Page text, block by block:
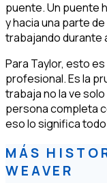
puente. Un puente
y hacia una parte
trabajando durante
Para Taylor, esto
profesional. Es la
trabaja no la ve
persona completa
eso lo significa
MÁS
WEAVER